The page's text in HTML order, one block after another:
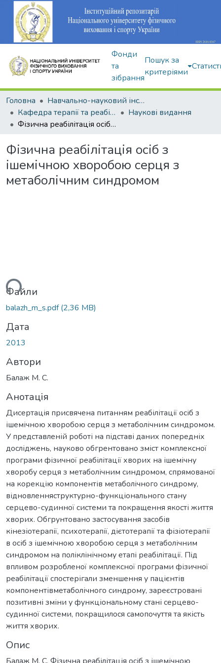
Фонди
та
зібрання
Пошук за
критеріями
Головна
Навчально-науковий інститут здоров'я, реабілітації та фізичного виховання
Кафедра терапії та реабілітації
Наукові видання
Фізична реабілітація осіб з ішемічною хворобою серця з метаболічним синдромом
Фізична реабілітація осіб з
ішемічною хворобою серця з
метаболічним синдромом
Файли
balazh_m_s.pdf(2,36 MB)
Дата
2013
Автори
Балаж М. С.
Анотація
Дисертація присвячена питанням реабілітації осіб з
ішемічною хворобою серця з метаболічним синдромом.
У представленій роботі на підставі даних попередніх
досліджень, науково обгрентовано зміст комплексної
програми фізичної реабілітації хворих на ішемічну
хворобу серця з метаболічним синдромом, спрямованої
на корекцію компонентів метаболічного синдрому,
відновленняструктурно-функціонального стану
серцево-судинної системи та покращення якості життя
хворих. Обгрунтовано застосування засобів
кінезіотерапії, психотерапії, дієтотерапії та фізіотерапії
в осіб з ішемічною хворобою серця з метаболічним
синдромом на поліклінічному етапі реабілітації. Під
впливом розробленої комплексної програми фізичної
реабілітації спостерігали зменшення у пацієнтів
компонентівметаболічного синдрому, зареєстровані
позитивні зміни у функціональному стані серцево-
судинної системи, покращилося самопочуття та якість
життя хворих.
Опис